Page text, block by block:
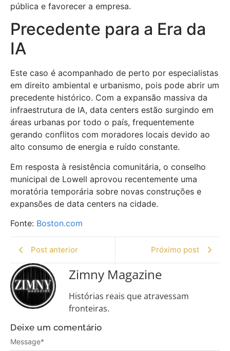
pública e favorecer a empresa.
Precedente para a Era da
IA
Este caso é acompanhado de perto por especialistas
em direito ambiental e urbanismo, pois pode abrir um
precedente histórico. Com a expansão massiva da
infraestrutura de IA, data centers estão surgindo em
áreas urbanas por todo o país, frequentemente
gerando conflitos com moradores locais devido ao
alto consumo de energia e ruído constante.
Em resposta à resistência comunitária, o conselho
municipal de Lowell aprovou recentemente uma
moratória temporária sobre novas construções e
expansões de data centers na cidade.
Fonte: Boston.com
Post anterior Próximo post
Zimny Magazine
Histórias reais que atravessam
fronteiras.
Deixe um comentário
Message*